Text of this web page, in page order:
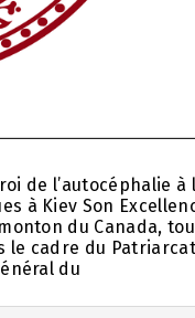
de l’autocéphalie à
à Kiev Son
du Canada,
cadre du
du